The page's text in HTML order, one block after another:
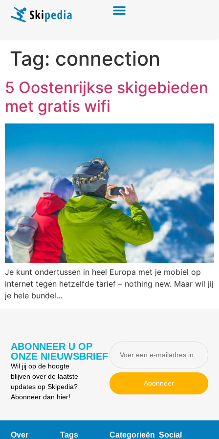
Tag: connection
5 Oostenrijkse skigebieden
met gratis wifi
Je kunt ondertussen in heel Europa met je mobiel op
internet tegen hetzelfde tarief – nothing new. Maar wil jij
je hele bundel…
ABONNEER U OP
ONZE NIEUWSBRIEF
Wil jij op de hoogte
blijven over de laatste
updates op Skipedia?
Abonneer dan hier!
Abonneer
Over Tags Categorieën Social